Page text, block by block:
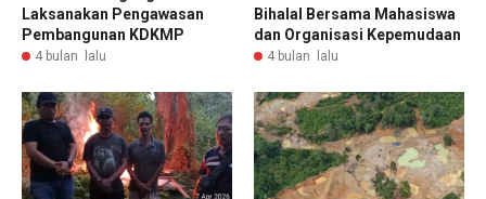
Laksanakan Pengawasan
Pembangunan KDKMP
4 bulan lalu
Bihalal Bersama Mahasiswa
dan Organisasi Kepemudaan
4 bulan lalu